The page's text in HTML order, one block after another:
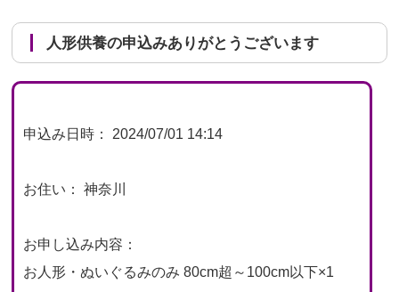
人形供養の申込みありがとうございます
申込み日時： 2024/07/01 14:14
お住い： 神奈川
お申し込み内容：
お人形・ぬいぐるみのみ 80cm超～100cm以下×1